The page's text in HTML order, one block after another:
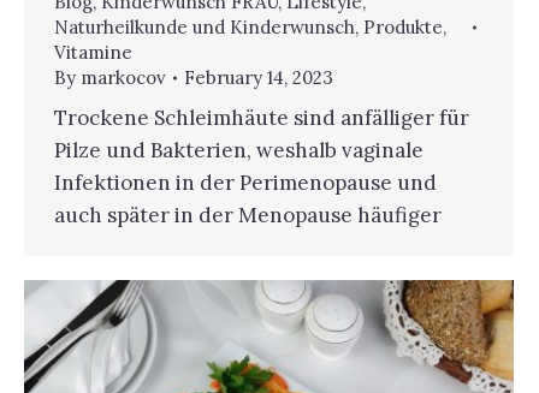
Naturheilkunde und Kinderwunsch, Produkte,
Vitamine
By markocov February 14, 2023
Trockene Schleimhäute sind anfälliger für
Pilze und Bakterien, weshalb vaginale
Infektionen in der Perimenopause und
auch später in der Menopause häufiger